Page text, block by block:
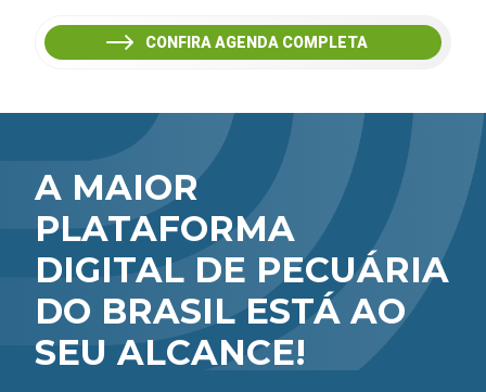
CONFIRA AGENDA COMPLETA
A MAIOR
PLATAFORMA
DIGITAL DE PECUÁRIA
DO BRASIL ESTÁ AO
SEU ALCANCE!